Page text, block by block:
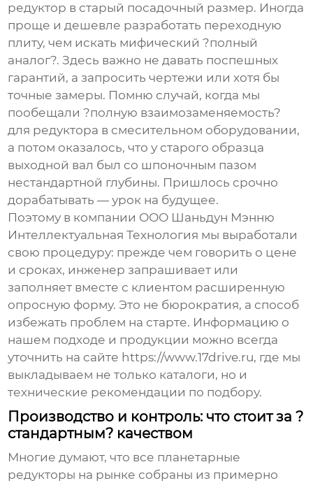
редуктор в старый посадочный размер. Иногда
проще и дешевле разработать переходную
плиту, чем искать мифический ?полный
аналог?. Здесь важно не давать поспешных
гарантий, а запросить чертежи или хотя бы
точные замеры. Помню случай, когда мы
пообещали ?полную взаимозаменяемость?
для редуктора в смесительном оборудовании,
а потом оказалось, что у старого образца
выходной вал был со шпоночным пазом
нестандартной глубины. Пришлось срочно
дорабатывать — урок на будущее.
Поэтому в компании ООО Шаньдун Мэнню
Интеллектуальная Технология мы выработали
свою процедуру: прежде чем говорить о цене
и сроках, инженер запрашивает или
заполняет вместе с клиентом расширенную
опросную форму. Это не бюрократия, а способ
избежать проблем на старте. Информацию о
нашем подходе и продукции можно всегда
уточнить на сайте https://www.17drive.ru, где мы
выкладываем не только каталоги, но и
технические рекомендации по подбору.
Производство и контроль: что стоит за ?
стандартным? качеством
Многие думают, что все планетарные
редукторы на рынке собраны из примерно